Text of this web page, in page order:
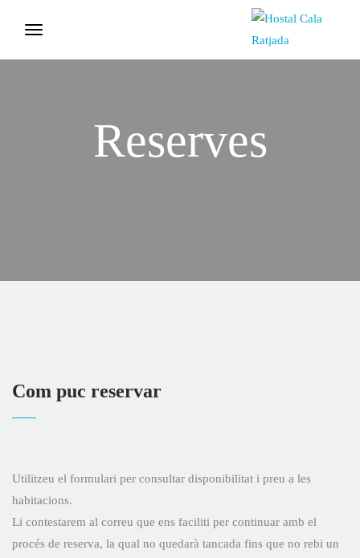
Reserves
Com puc reservar
Utilitzeu el formulari per consultar disponibilitat i preu a les
habitacions.
Li contestarem al correu que ens faciliti per continuar amb el
procés de reserva, la qual no quedarà tancada fins que no rebi un